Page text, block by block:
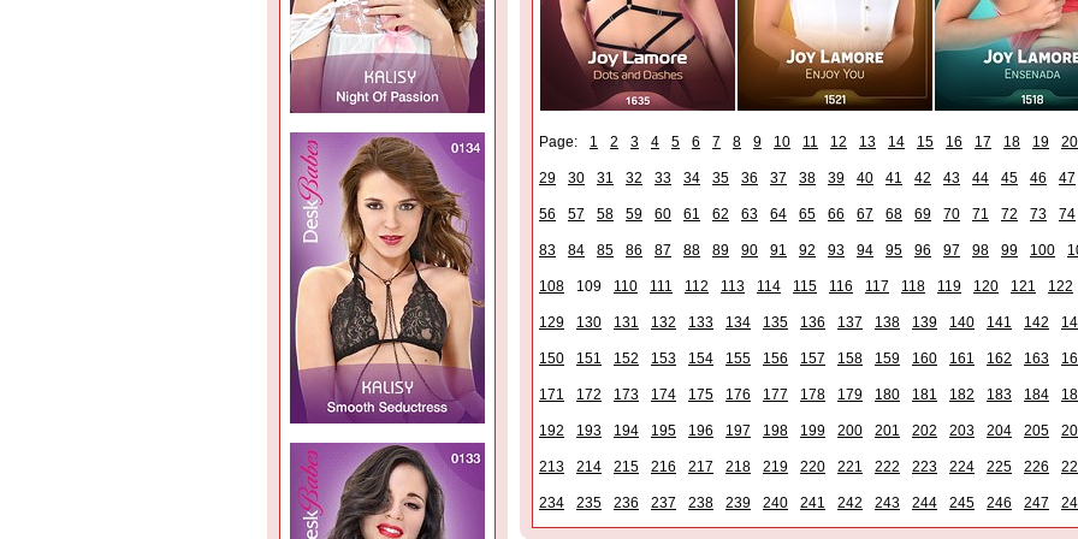
Page: 1 2 3 4 5 6 7 8 9 10 11 12 13 14 15 16 17 18 19 20
29 30 31 32 33 34 35 36 37 38 39 40 41 42 43 44 45 46 47
56 57 58 59 60 61 62 63 64 65 66 67 68 69 70 71 72 73 74
83 84 85 86 87 88 89 90 91 92 93 94 95 96 97 98 99 100
108 109 110 111 112 113 114 115 116 117 118 119 120 121 122
129 130 131 132 133 134 135 136 137 138 139 140 141 142
150 151 152 153 154 155 156 157 158 159 160 161 162 163
171 172 173 174 175 176 177 178 179 180 181 182 183 184
192 193 194 195 196 197 198 199 200 201 202 203 204 205
213 214 215 216 217 218 219 220 221 222 223 224 225 226
234 235 236 237 238 239 240 241 242 243 244 245 246 247